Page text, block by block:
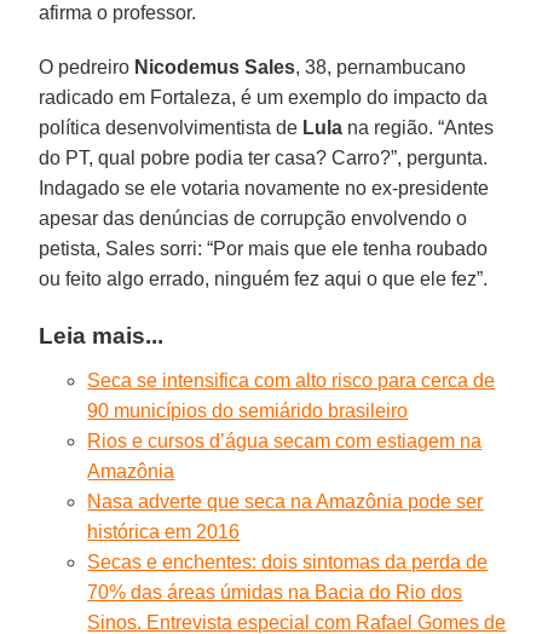
afirma o professor.
O pedreiro Nicodemus Sales, 38, pernambucano
radicado em Fortaleza, é um exemplo do impacto da
política desenvolvimentista de Lula na região. “Antes
do PT, qual pobre podia ter casa? Carro?”, pergunta.
Indagado se ele votaria novamente no ex-presidente
apesar das denúncias de corrupção envolvendo o
petista, Sales sorri: “Por mais que ele tenha roubado
ou feito algo errado, ninguém fez aqui o que ele fez”.
Leia mais...
Seca se intensifica com alto risco para cerca de
90 municípios do semiárido brasileiro
Rios e cursos d’água secam com estiagem na
Amazônia
Nasa adverte que seca na Amazônia pode ser
histórica em 2016
Secas e enchentes: dois sintomas da perda de
70% das áreas úmidas na Bacia do Rio dos
Sinos. Entrevista especial com Rafael Gomes de